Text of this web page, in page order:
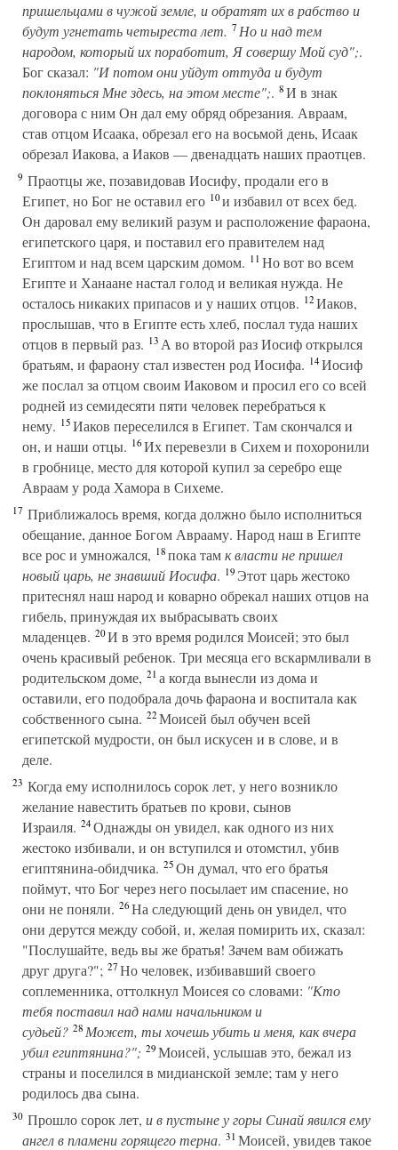
пришельцами в чужой земле, и обратят их в рабство и
будут угнетать четыреста лет. 7 Но и над тем
народом, который их поработит, Я совершу Мой суд";.
Бог сказал: "И потом они уйдут оттуда и будут
поклоняться Мне здесь, на этом месте";. 8И в знак
договора с ним Он дал ему обряд обрезания. Авраам,
став отцом Исаака, обрезал его на восьмой день, Исаак
обрезал Иакова, а Иаков — двенадцать наших праотцев.
9 Праотцы же, позавидовав Иосифу, продали его в
Египет, но Бог не оставил его 10и избавил от всех бед.
Он даровал ему великий разум и расположение фараона,
египетского царя, и поставил его правителем над
Египтом и над всем царским домом. 11Но вот во всем
Египте и Ханаане настал голод и великая нужда. Не
осталось никаких припасов и у наших отцов. 12Иаков,
прослышав, что в Египте есть хлеб, послал туда наших
отцов в первый раз. 13А во второй раз Иосиф открылся
братьям, и фараону стал известен род Иосифа. 14Иосиф
же послал за отцом своим Иаковом и просил его со всей
родней из семидесяти пяти человек перебраться к
нему. 15Иаков переселился в Египет. Там скончался и
он, и наши отцы. 16Их перевезли в Сихем и похоронили
в гробнице, место для которой купил за серебро еще
Авраам у рода Хамора в Сихеме.
17 Приближалось время, когда должно было исполниться
обещание, данное Богом Аврааму. Народ наш в Египте
все рос и умножался, 18пока тамк власти не пришел
новый царь, не знавший Иосифа. 19Этот царь жестоко
притеснял наш народ и коварно обрекал наших отцов на
гибель, принуждая их выбрасывать своих
младенцев. 20И в это время родился Моисей; это был
очень красивый ребенок. Три месяца его вскармливали в
родительском доме, 21а когда вынесли из дома и
оставили, его подобрала дочь фараона и воспитала как
собственного сына. 22Моисей был обучен всей
египетской мудрости, он был искусен и в слове, и в
деле.
23 Когда ему исполнилось сорок лет, у него возникло
желание навестить братьев по крови, сынов
Израиля. 24Однажды он увидел, как одного из них
жестоко избивали, и он вступился и отомстил, убив
египтянина-обидчика. 25Он думал, что его братья
поймут, что Бог через него посылает им спасение, но
они не поняли. 26На следующий день он увидел, что
они дерутся между собой, и, желая помирить их, сказал:
"Послушайте, ведь вы же братья! Зачем вам обижать
друг друга?"; 27Но человек, избивавший своего
соплеменника, оттолкнул Моисея со словами: "Кто
тебя поставил над нами начальником и
судьей? 28 Может, ты хочешь убить и меня, как вчера
убил египтянина?"; 29Моисей, услышав это, бежал из
страны и поселился в мидианской земле; там у него
родилось два сына.
30 Прошло сорок лет, и в пустыне у горы Синай явился ему
ангел в пламени горящего терна. 31Моисей, увидев такое